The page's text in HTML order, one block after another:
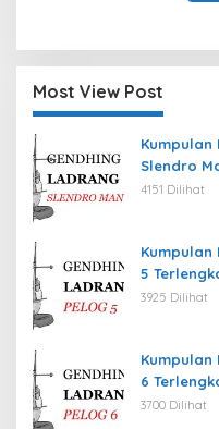
Most View Post
Kumpulan
Slendro
4151 Dilihat
Kumpulan
5
3925 Dilihat
Kumpulan
6
3700 Dilihat